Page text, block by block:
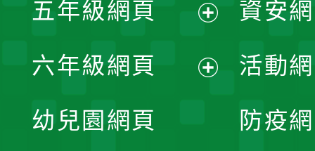
選
單
開
選
五年級網頁
開
六年級網頁
幼兒園網頁
資安
活動
防疫